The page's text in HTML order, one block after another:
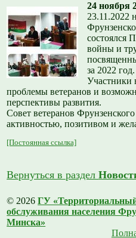
24 ноября
состоялся
войны и
за 2022 год.
Участники
проблемы ветеранов и
перспективы развития.
Совет ветеранов
активностью, позитивом и
[Постоянная ссылка]
Вернуться в раздел
© 2026ГУ
обслуживания населения
Минска»